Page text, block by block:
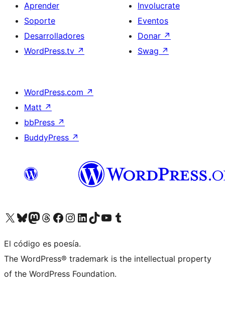
Aprender
Soporte
Desarrolladores
WordPress.tv ↗
Involucrate
Eventos
Donar ↗
Swag ↗
WordPress.com ↗
Matt ↗
bbPress ↗
BuddyPress ↗
Visitá nuestra cuenta de X (anteriormente Twitter)
Visitá nuestra cuenta de Bluesky
Visitá nuestra cuenta de Mastodon
Visitá nuestra cuenta de Threads
Visitá nuestra página de Facebook
Visitá nuestra cuenta de Instagram
Visitá nuestra cuenta de LinkedIn
Visitá nuestra cuenta de TikTok
Visitá nuestro canal de YouTube
Visitá nuestra cuenta de Tumblr
El código es poesía.
The WordPress® trademark is the intellectual property
of the WordPress Foundation.